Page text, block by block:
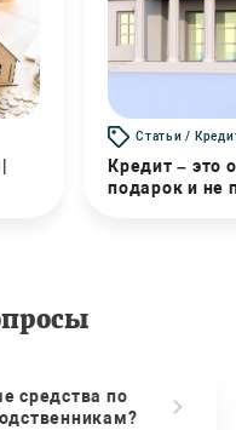
Статьи /
Кредит – это
подарок и не
средства по